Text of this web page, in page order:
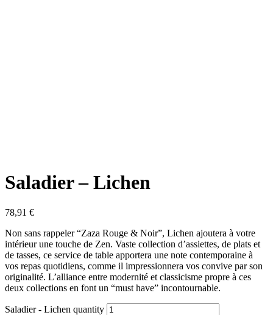
Saladier – Lichen
78,91 €
Non sans rappeler “Zaza Rouge & Noir”, Lichen ajoutera à votre
intérieur une touche de Zen. Vaste collection d’assiettes, de plats et
de tasses, ce service de table apportera une note contemporaine à
vos repas quotidiens, comme il impressionnera vos convive par son
originalité. L’alliance entre modernité et classicisme propre à ces
deux collections en font un “must have” incontournable.
Saladier - Lichen quantity